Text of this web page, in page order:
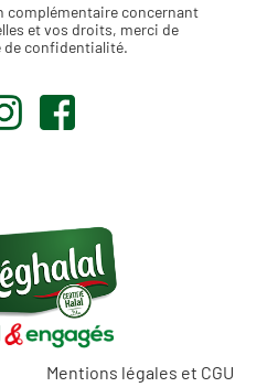
Mentions légales et CGU
complémentaire concernant
et vos droits, merci de
de confidentialité.
.